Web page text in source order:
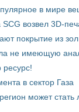
в мире
SCG возвел 3D-
покрытие из
не имеющую
в сектор Газа
может